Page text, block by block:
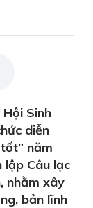
Sinh
diễn
năm
Câu lạc
nhằm xây
bản lĩnh